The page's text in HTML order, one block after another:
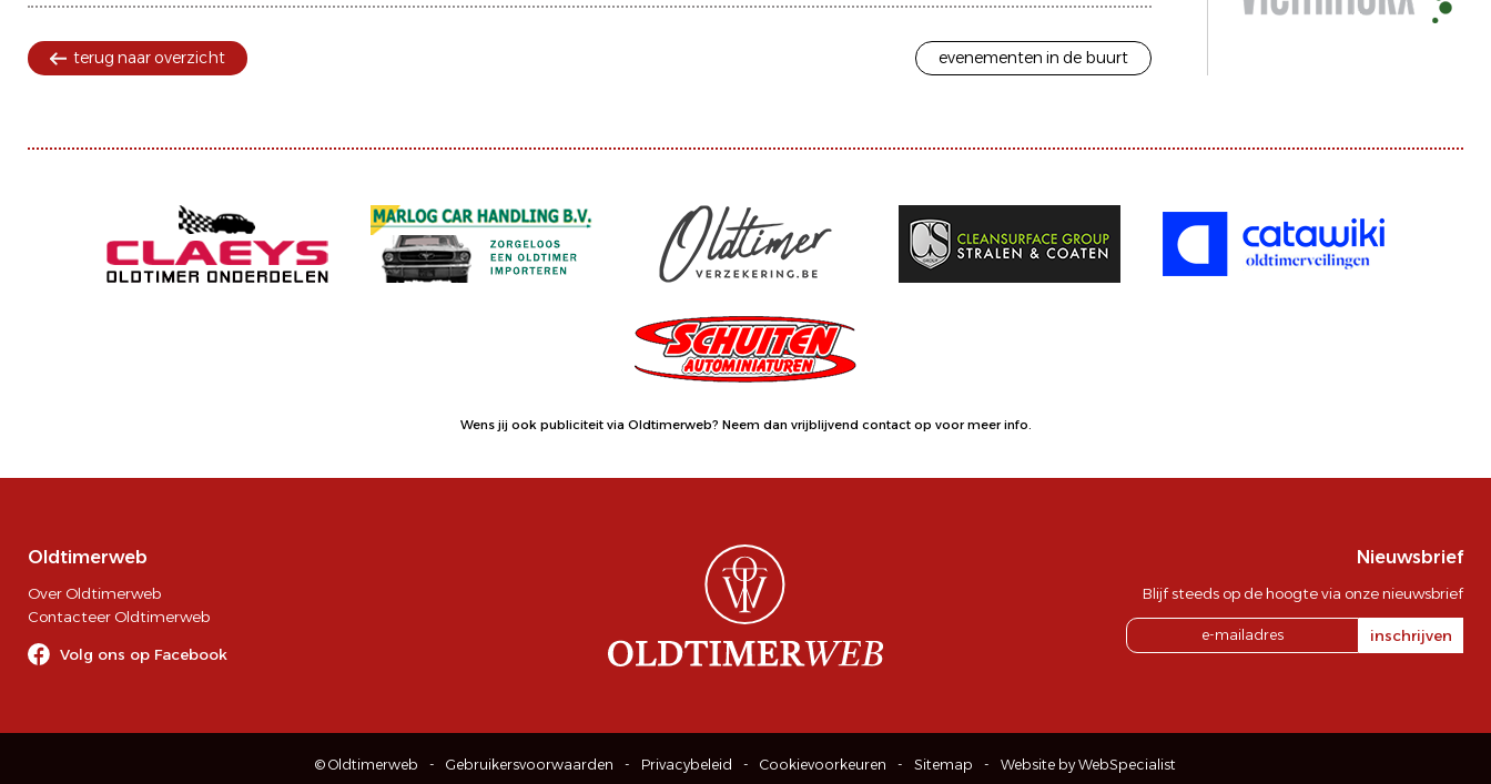
terug naar overzicht evenementen in de buurt
Wens jij ook publiciteit via Oldtimerweb? Neem dan vrijblijvend contact op voor meer info.
Oldtimerweb
Over Oldtimerweb
Contacteer Oldtimerweb
Volg ons op Facebook
Nieuwsbrief
Blijf steeds op de hoogte via onze nieuwsbrief
inschrijven
© Oldtimerweb Gebruikersvoorwaarden Privacybeleid Cookievoorkeuren Sitemap Website by WebSpecialist